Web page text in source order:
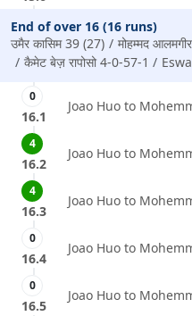
End of over 16 (16 runs)
उमैर कासिम 39 (27)
मोहम्मद
कैमेट बेज़ रापोसो 4-0-57-1
0
16.1
Joao Huo to
4
16.2
Joao Huo to
4
16.3
Joao Huo to
0
16.4
Joao Huo to
0
16.5
Joao Huo to